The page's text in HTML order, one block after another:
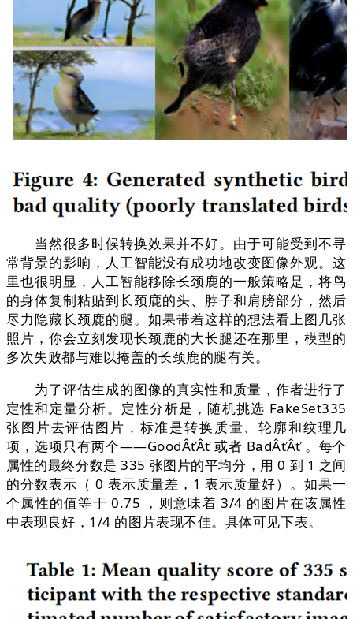
当然很多时候转换效果并不好。由于可能受到不寻
常背景的影响，人工智能没有成功地改变图像外观。这
里也很明显，人工智能移除长颈鹿的一般策略是，将鸟
的身体复制粘贴到长颈鹿的头、脖子和肩膀部分，然后
尽力隐藏长颈鹿的腿。如果带着这样的想法看上图几张
照片，你会立刻发现长颈鹿的大长腿还在那里，模型的
多次失败都与难以掩盖的长颈鹿的腿有关。
为了评估生成的图像的真实性和质量，作者进行了
定性和定量分析。定性分析是，随机挑选 FakeSet335
张图片去评估图片，标准是转换质量、轮廓和纹理几
项，选项只有两个——GoodÂťÂť 或者 BadÂťÂť 。每个
属性的最终分数是 335 张图片的平均分，用 0 到 1 之间
的分数表示（ 0 表示质量差，1 表示质量好）。如果一
个属性的值等于 0.75 ，则意味着 3/4 的图片在该属性
中表现良好，1/4 的图片表现不佳。具体可见下表。